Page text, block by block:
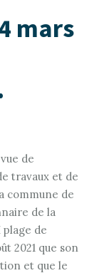
mars
de
travaux et de
commune de
de la
de
2021 que son
et que le